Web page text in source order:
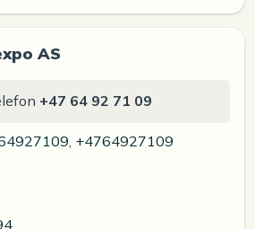
AS
+47 64 92 71 09
+4764927109